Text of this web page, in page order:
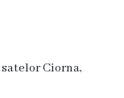
Ciorna,